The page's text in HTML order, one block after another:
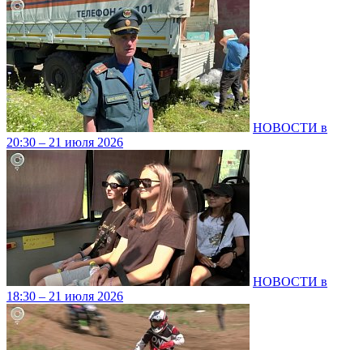
НОВОСТИ в
20:30 – 21 июля 2026
НОВОСТИ в
18:30 – 21 июля 2026